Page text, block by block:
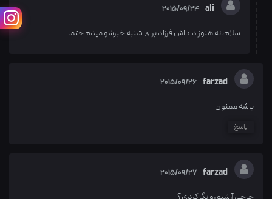
ali
2015/09/24
سلام، نه هنوز داداش فرزاد برای شنبه خبرشو میدم حتما
farzad
2015/09/26
باشه ممنون
پاسخ
farzad
2015/09/27